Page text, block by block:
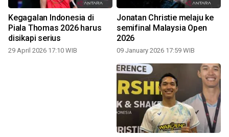
Kegagalan Indonesia di
Piala Thomas 2026 harus
disikapi serius
29 April 2026 17:10 WIB
Jonatan Christie melaju ke
semifinal Malaysia Open
2026
09 January 2026 17:59 WIB